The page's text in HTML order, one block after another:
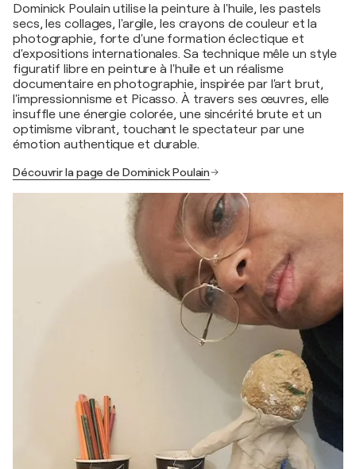
Dominick Poulain utilise la peinture à l'huile, les pastels
secs, les collages, l'argile, les crayons de couleur et la
photographie, forte d'une formation éclectique et
d'expositions internationales. Sa technique mêle un style
figuratif libre en peinture à l'huile et un réalisme
documentaire en photographie, inspirée par l'art brut,
l'impressionnisme et Picasso. À travers ses œuvres, elle
insuffle une énergie colorée, une sincérité brute et un
optimisme vibrant, touchant le spectateur par une
émotion authentique et durable.
Découvrir la page de Dominick Poulain